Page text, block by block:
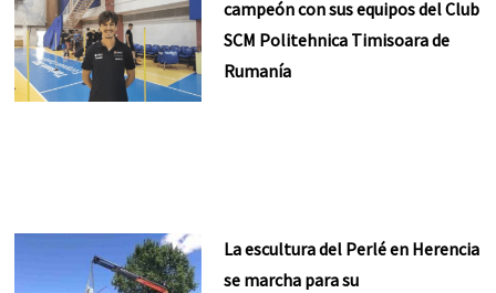
campeón con sus equipos del Club
SCM Politehnica Timisoara de
Rumanía
La escultura del Perlé en Herencia
se marcha para su